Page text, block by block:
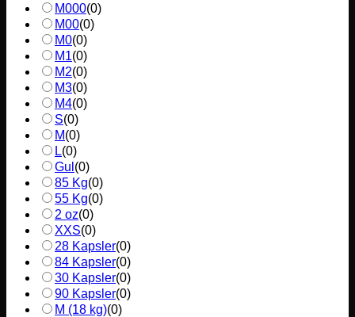
M000(0)
M00(0)
M0(0)
M1(0)
M2(0)
M3(0)
M4(0)
S(0)
M(0)
L(0)
Gul (0)
85 Kg(0)
55 Kg(0)
2 oz(0)
XXS(0)
28 Kapsler(0)
84 Kapsler(0)
30 Kapsler(0)
90 Kapsler(0)
M (18 kg)(0)